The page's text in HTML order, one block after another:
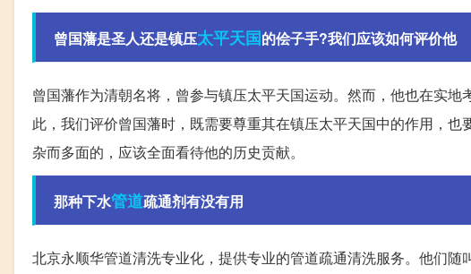
曾国藩是圣人还是镇压太平天国的侩子手?我们应该如何评价他
曾国藩作为清朝名将，曾参与镇压太平天国运动。然而，他也在实
此，我们评价曾国藩时，既需要尊重其在镇压太平天国中的作用，
杂而多面的，应该全面看待他的历史贡献。
那种下水管道疏通剂有没有用
北京永顺华管道清洗专业化，提供专业的管道疏通清洗服务。他们